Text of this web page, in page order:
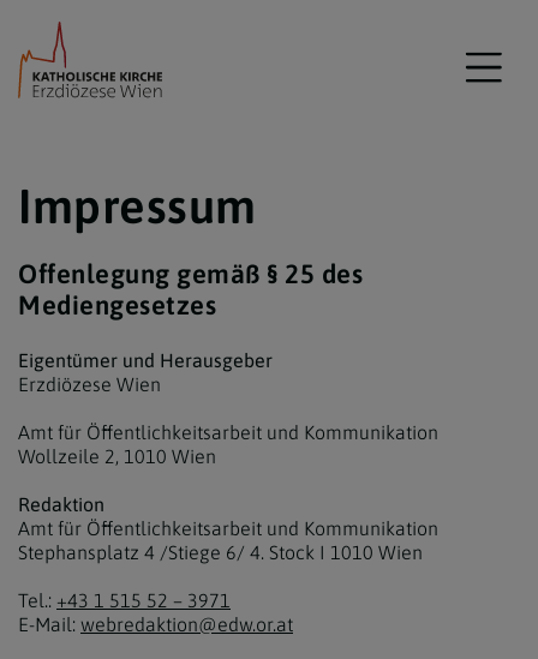
Impressum
Offenlegung gemäß § 25 des
Mediengesetzes
Eigentümer und Herausgeber
Erzdiözese Wien
Amt für Öffentlichkeitsarbeit und Kommunikation
Wollzeile 2, 1010 Wien
Redaktion
Amt für Öffentlichkeitsarbeit und Kommunikation
Stephansplatz 4 /Stiege 6/ 4. Stock I 1010 Wien
Tel.: +43 1 515 52 – 3971
E-Mail: webredaktion@edw.or.at